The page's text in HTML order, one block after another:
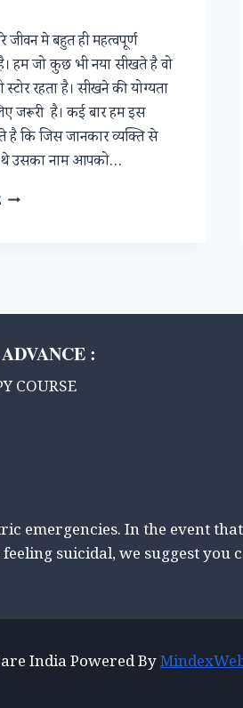
मे बहुत ही महत्वपूर्ण
हम जो कुछ भी नया सीखते है वो
रहता है। सीखने की योग्यता
जरूरी है। कई बार हम इस
कि जिस जानकार व्यक्ति से
उसका नाम आपको…
IMPROVE
PSYCHOLOGY
:
COURSE
emergencies. In the event
suicidal, we suggest
India Powered By